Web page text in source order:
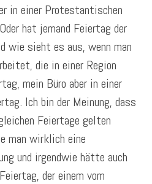
in einer Protestantischen
hat jemand Feiertag der
wie sieht es aus, wenn man
die in einer Region
mein Büro aber in einer
Ich bin der Meinung, dass
Feiertage gelten
man wirklich eine
und irgendwie hätte auch
der einem vom